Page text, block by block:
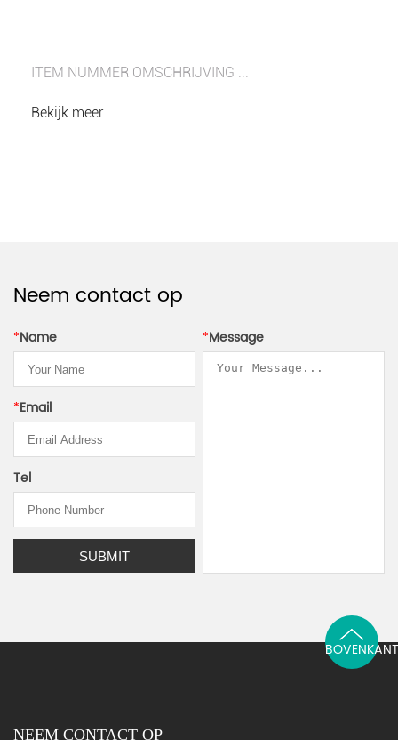
ITEM NUMMER OMSCHRIJVING ...
Bekijk meer
Neem contact op
*Name
*Email
Tel
*Message
NEEM CONTACT OP
BOVENKANT